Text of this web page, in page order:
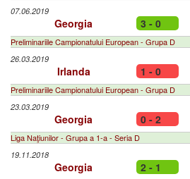
07.06.2019
Georgia 3 - 0
Preliminariile Campionatului European - Grupa D
26.03.2019
Irlanda 1 - 0
Preliminariile Campionatului European - Grupa D
23.03.2019
Georgia 0 - 2
Liga Naţiunilor - Grupa a 1-a - Seria D
19.11.2018
Georgia 2 - 1